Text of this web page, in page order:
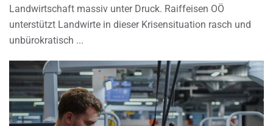
Landwirtschaft massiv unter Druck. Raiffeisen OÖ
unterstützt Landwirte in dieser Krisensituation rasch und
unbürokratisch